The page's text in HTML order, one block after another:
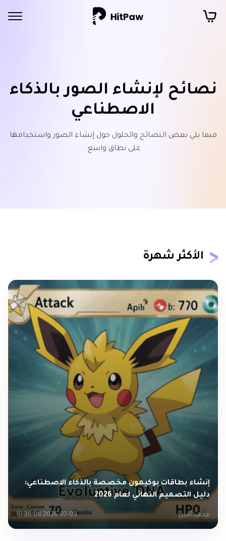
نصائح لإنشاء الصور بالذكاء
الاصطناعي
فيما يلي بعض النصائح والحلول حول إنشاء الصور واستخدامها
على نطاق واسع.
الأكثر شهرة
إنشاء بطاقات بوكيمون مخصصة بالذكاء الاصطناعي:
دليل التصميم النهائي لعام 2026
محمد أمين 2026-07-09 10:28:04